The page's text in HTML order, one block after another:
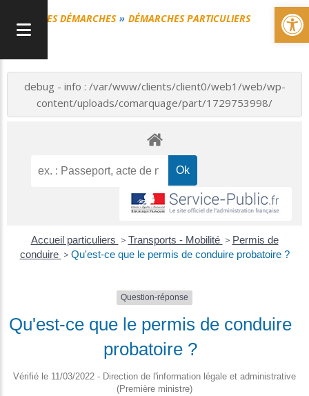
MES DÉMARCHES DÉMARCHES PARTICULIERS
debug - info : /var/www/clients/client0/web1/web/wp-
content/uploads/comarquage/part/1729753998/
Accueil particuliers > Transports - Mobilité > Permis de
conduire > Qu'est-ce que le permis de conduire probatoire ?
Question-réponse
Qu'est-ce que le permis de conduire
probatoire ?
Vérifié le 11/03/2022 - Direction de l'information légale et administrative
(Première ministre)